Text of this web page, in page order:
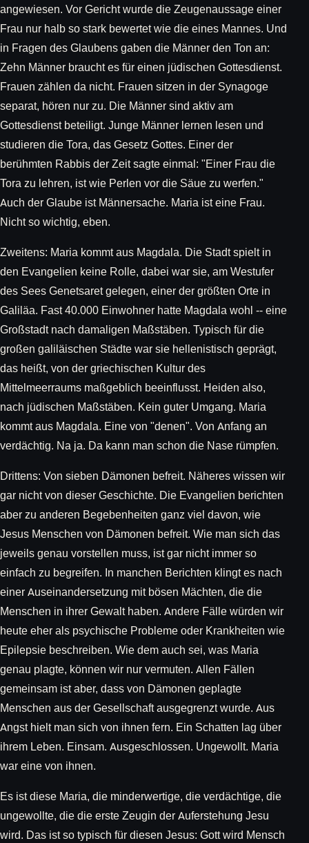
angewiesen. Vor Gericht wurde die Zeugenaussage einer
Frau nur halb so stark bewertet wie die eines Mannes. Und
in Fragen des Glaubens gaben die Männer den Ton an:
Zehn Männer braucht es für einen jüdischen Gottesdienst.
Frauen zählen da nicht. Frauen sitzen in der Synagoge
separat, hören nur zu. Die Männer sind aktiv am
Gottesdienst beteiligt. Junge Männer lernen lesen und
studieren die Tora, das Gesetz Gottes. Einer der
berühmten Rabbis der Zeit sagte einmal: "Einer Frau die
Tora zu lehren, ist wie Perlen vor die Säue zu werfen."
Auch der Glaube ist Männersache. Maria ist eine Frau.
Nicht so wichtig, eben.
Zweitens: Maria kommt aus Magdala. Die Stadt spielt in
den Evangelien keine Rolle, dabei war sie, am Westufer
des Sees Genetsaret gelegen, einer der größten Orte in
Galiläa. Fast 40.000 Einwohner hatte Magdala wohl -- eine
Großstadt nach damaligen Maßstäben. Typisch für die
großen galiläischen Städte war sie hellenistisch geprägt,
das heißt, von der griechischen Kultur des
Mittelmeerraums maßgeblich beeinflusst. Heiden also,
nach jüdischen Maßstäben. Kein guter Umgang. Maria
kommt aus Magdala. Eine von "denen". Von Anfang an
verdächtig. Na ja. Da kann man schon die Nase rümpfen.
Drittens: Von sieben Dämonen befreit. Näheres wissen wir
gar nicht von dieser Geschichte. Die Evangelien berichten
aber zu anderen Begebenheiten ganz viel davon, wie
Jesus Menschen von Dämonen befreit. Wie man sich das
jeweils genau vorstellen muss, ist gar nicht immer so
einfach zu begreifen. In manchen Berichten klingt es nach
einer Auseinandersetzung mit bösen Mächten, die die
Menschen in ihrer Gewalt haben. Andere Fälle würden wir
heute eher als psychische Probleme oder Krankheiten wie
Epilepsie beschreiben. Wie dem auch sei, was Maria
genau plagte, können wir nur vermuten. Allen Fällen
gemeinsam ist aber, dass von Dämonen geplagte
Menschen aus der Gesellschaft ausgegrenzt wurde. Aus
Angst hielt man sich von ihnen fern. Ein Schatten lag über
ihrem Leben. Einsam. Ausgeschlossen. Ungewollt. Maria
war eine von ihnen.
Es ist diese Maria, die minderwertige, die verdächtige, die
ungewollte, die die erste Zeugin der Auferstehung Jesu
wird. Das ist so typisch für diesen Jesus: Gott wird Mensch